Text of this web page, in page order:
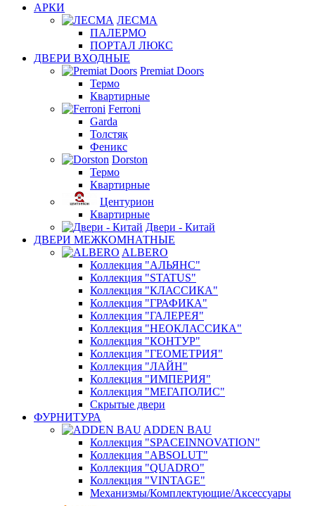
АРКИ
ЛЕСМА
ПАЛЕРМО
ПОРТАЛ ЛЮКС
ДВЕРИ ВХОДНЫЕ
Premiat Doors
Термо
Квартирные
Ferroni
Garda
Толстяк
Феникс
Dorston
Термо
Квартирные
Центурион
Квартирные
Двери - Китай
ДВЕРИ МЕЖКОМНАТНЫЕ
ALBERO
Коллекция "АЛЬЯНС"
Коллекция "STATUS"
Коллекция "КЛАССИКА"
Коллекция "ГРАФИКА"
Коллекция "ГАЛЕРЕЯ"
Коллекция "НЕОКЛАССИКА"
Коллекция "КОНТУР"
Коллекция "ГЕОМЕТРИЯ"
Коллекция "ЛАЙН"
Коллекция "ИМПЕРИЯ"
Коллекция "МЕГАПОЛИС"
Скрытые двери
ФУРНИТУРА
ADDEN BAU
Коллекция "SPACEINNOVATION"
Коллекция "ABSOLUT"
Коллекция "QUADRO"
Коллекция "VINTAGE"
Механизмы/Комплектующие/Аксессуары